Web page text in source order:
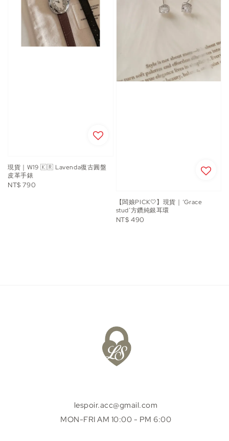
現貨｜W19 🇰🇷 Lavenda復古圓盤
皮革手錶
Regular
NT$ 790
【闆娘PICK🤍】現貨｜‘Grace
stud’方鑽純銀耳環
Regular
NT$ 490
lespoir.acc@gmail.com
MON-FRI AM 10:00 - PM 6:00